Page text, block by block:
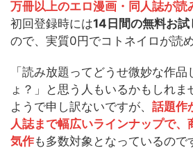
万冊以上のエロ漫画・同人誌が読
初回登録時には14日間の無料お試
ので、実質0円でコトネイロが読
「読み放題ってどうせ微妙な作
ょ？」と思う人もいるかもしれま
ようで申し訳ないですが、 話題作
人誌まで幅広いラインナップで、
気作も多数対象となっているので